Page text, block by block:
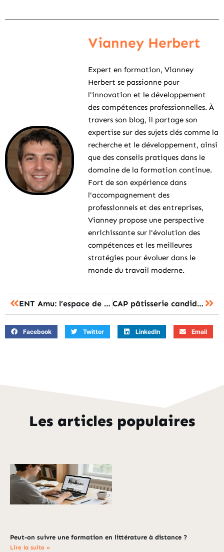
Vianney Herbert
Expert en formation, Vianney
Herbert se passionne pour
l'innovation et le développement
des compétences professionnelles. À
travers son blog, il partage son
expertise sur des sujets clés comme la
recherche et le développement, ainsi
que des conseils pratiques dans le
domaine de la formation continue.
Fort de son expérience dans
l'accompagnement des
professionnels et des entreprises,
Vianney propose une perspective
enrichissante sur l'évolution des
compétences et les meilleures
stratégies pour évoluer dans le
monde du travail moderne.
ENT Amu: l’espace de travail de l’université Aix-Marseille! CAP pâtisserie candidat libre : toutes les infos
Facebook Twitter LinkedIn Email
Les articles populaires
Peut-on suivre une formation en littérature à distance ?
Lire la suite »